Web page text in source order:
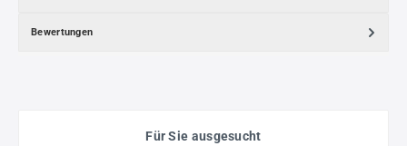
Bewertungen
Für Sie ausgesucht